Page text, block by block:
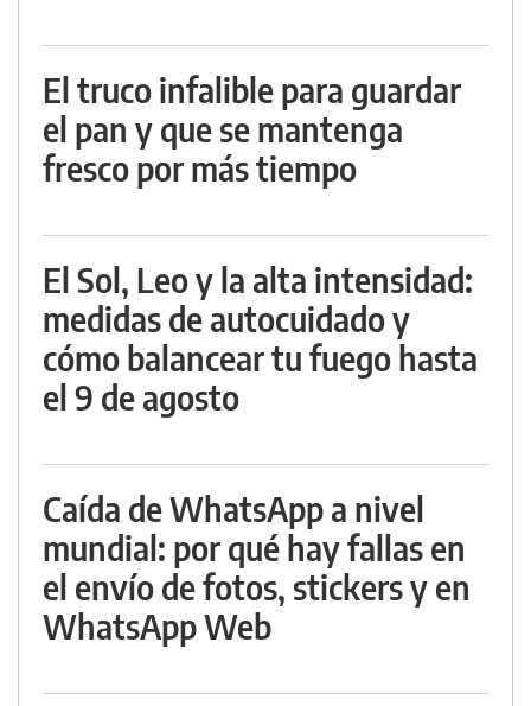
El truco infalible para guardar
el pan y que se mantenga
fresco por más tiempo
El Sol, Leo y la alta intensidad:
medidas de autocuidado y
cómo balancear tu fuego hasta
el 9 de agosto
Caída de WhatsApp a nivel
mundial: por qué hay fallas en
el envío de fotos, stickers y en
WhatsApp Web